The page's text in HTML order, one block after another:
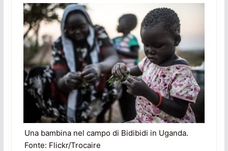
Una bambina nel campo di Bidibidi in Uganda.
Fonte: Flickr/Trocaire